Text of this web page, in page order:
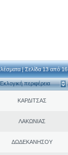
| Σελίδα 13 από 16
Εκλογική περιφέρεια
ΚΑΡΔΙΤΣΑΣ
ΛΑΚΩΝΙΑΣ
ΔΩΔΕΚΑΝΗΣΟΥ